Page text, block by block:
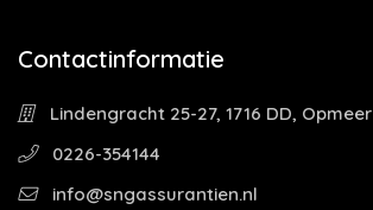
Contactinformatie
Lindengracht 25-27, 1716 DD, Opmeer
0226-354144
info@sngassurantien.nl